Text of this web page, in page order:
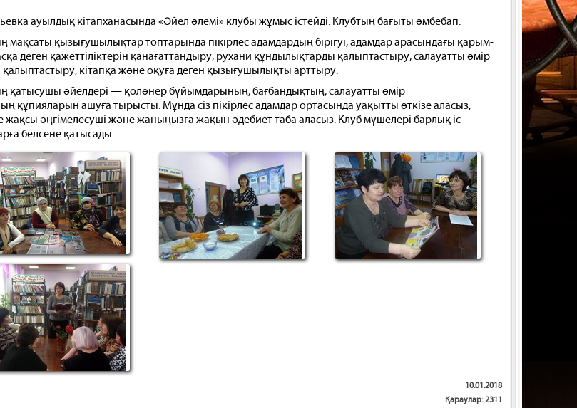
ауылдық кітапханасында «Әйел әлемі» клубы жұмыс істейді. Клубтың бағыты әмбебап.
мақсаты қызығушылықтар топтарында пікірлес адамдардың бірігуі, адамдар арасындағы қарым-
деген қажеттіліктерін қанағаттандыру, рухани құндылықтарды қалыптастыру, салауатты өмір
қалыптастыру, кітапқа және оқуға деген қызығушылықты арттыру.
қатысушы әйелдері — қолөнер бұйымдарының, бағбандықтың, салауатты өмір
құпияларын ашуға тырысты. Мұнда сіз пікірлес адамдар ортасында уақытты өткізе аласыз,
жақсы әңгімелесуші және жаныңызға жақын әдебиет таба аласыз. Клуб мүшелері барлық іс-
белсене қатысады.
10.01.2018
Қараулар: 2311